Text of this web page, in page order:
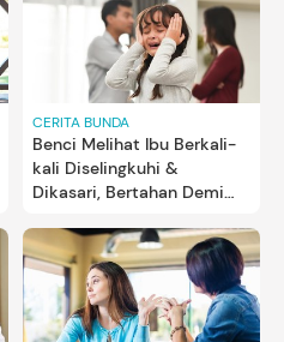
CERITA BUNDA
Benci Melihat Ibu Berkali-
kali Diselingkuhi &
Dikasari, Bertahan Demi